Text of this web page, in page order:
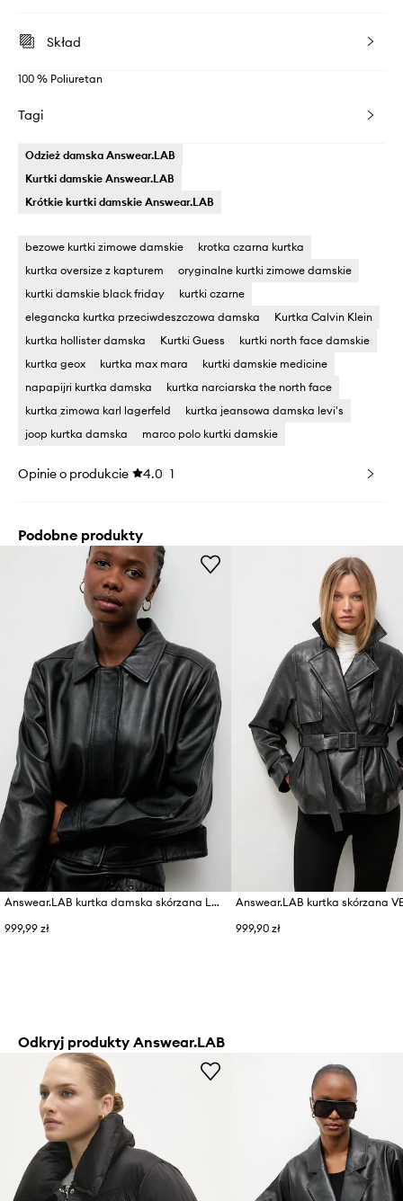
Skład
100 % Poliuretan
Tagi
Odzież damska Answear.LAB
Kurtki damskie Answear.LAB
Krótkie kurtki damskie Answear.LAB
bezowe kurtki zimowe damskie
krotka czarna kurtka
kurtka oversize z kapturem
oryginalne kurtki zimowe damskie
kurtki damskie black friday
kurtki czarne
elegancka kurtka przeciwdeszczowa damska
Kurtka Calvin Klein
kurtka hollister damska
Kurtki Guess
kurtki north face damskie
kurtka geox
kurtka max mara
kurtki damskie medicine
napapijri kurtka damska
kurtka narciarska the north face
kurtka zimowa karl lagerfeld
kurtka jeansowa damska levi's
joop kurtka damska
marco polo kurtki damskie
Opinie o produkcie 4.0 1
Podobne produkty
Answear.LAB kurtka damska skórzana LUMA
999,99 zł
Answear.LAB kurtka skórzana
999,90 zł
Odkryj produkty Answear.LAB